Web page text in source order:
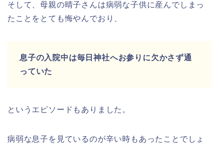
そして、母親の晴子さんは病弱な子供に産んでしまっ
たことをとても悔やんでおり、
息子の入院中は毎日神社へお参りに欠かさず通
っていた
というエピソードもありました。
病弱な息子を見ているのが辛い時もあったことでしょ